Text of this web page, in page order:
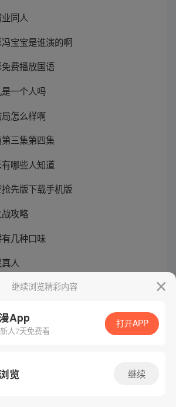
同人
宝宝是谁演的啊
费播放国语
一个人吗
怎么样啊
三集第四集
哪些人知道
先版下载手机版
攻略
几种口味
人
闯大北线
继续浏览精彩内容
App
人7天免费看
打开APP
览 继续
/许可证号：粤B2-20090059-5
- 2026 Tencent. All Rights Reserved